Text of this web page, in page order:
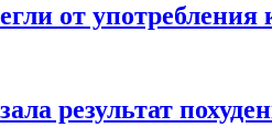
от употребления
результат